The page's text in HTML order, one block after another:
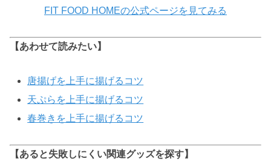
FIT FOOD HOMEの公式ページを見てみる
【あわせて読みたい】
唐揚げを上手に揚げるコツ
天ぷらを上手に揚げるコツ
春巻きを上手に揚げるコツ
【あると失敗しにくい関連グッズを探す】